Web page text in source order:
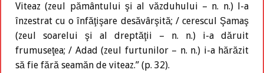
Viteaz (zeul pământului şi al văzduhului – n. n.) l-a
înzestrat cu o înfăţişare desăvârşită; / cerescul Şamaş
(zeul soarelui şi al dreptăţii – n. n.) i-a dăruit
frumuseţea; / Adad (zeul furtunilor – n. n.) i-a hărăzit
să fie fără seamăn de viteaz.” (p. 32).